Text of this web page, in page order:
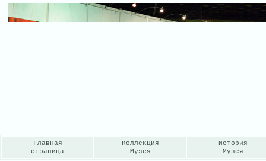
Главная
страница
Коллекция
Музея
История
Музея